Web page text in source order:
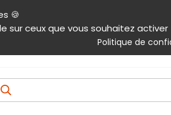
🍪
sur ceux que vous souhaitez activer
Politique de
principal
Produits & services Emploi